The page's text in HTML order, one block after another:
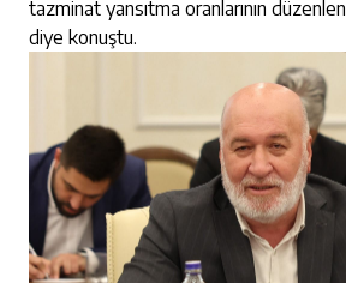
tazminat yansıtma oranlarının
diye konuştu.